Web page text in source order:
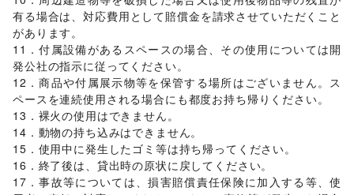
バスケットボール/ゴルフ/その他レジャー・スポーツ
車・バイク・モビリティ
/バイク・オートバイ /自転車・ロードバイク /
マイクロモビリティ /その他車・バイク・モビリティ
NPO・公共団体
地方公共団体・行政・政府/外国団体・大使館/ 募金・寄付
NPO・ボランティア活動/ その他NPO・公共団体
ビジネス・オフィス
法人向けサービス/オフィス家具・OA機器
イベント企画・運営/その他ビジネス・オフィス
その他活動・個人
その他活動・個人
有る場合は、対応費用として賠償金を請求させていただくこと
があります。
11．付属設備があるスペースの場合、その使用については開
発公社の指示に従ってください。
12．商品や付属展示物等を保管する場所はございません。ス
ペースを連続使用される場合にも都度お持ち帰りください。
13．裸火の使用はできません。
14．動物の持ち込みはできません。
15．使用中に発生したゴミ等は持ち帰ってください。
16．終了後は、貸出時の原状に戻してください。
17．事故等については、損害賠償責任保険に加入する等、使